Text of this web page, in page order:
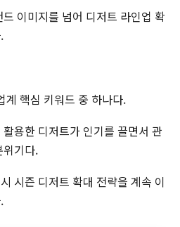
이미지를 넘어 디저트 라인업 확
계 핵심 키워드 중 하나다.
활용한 디저트가 인기를 끌면서 관
위기다.
시즌 디저트 확대 전략을 계속 이